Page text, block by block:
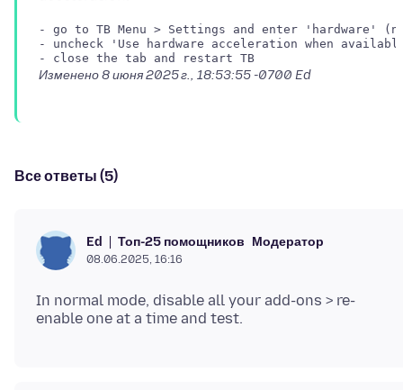
- go to TB Menu > Settings and enter 'hardware'
- uncheck 'Use hardware acceleration when
Изменено8 июня 2025 г., 18:53:55 -0700 Ed
Все ответы (5)
Ed Топ-25 помощников Модератор
08.06.2025, 16:16
In normal mode, disable all your add-ons > re-